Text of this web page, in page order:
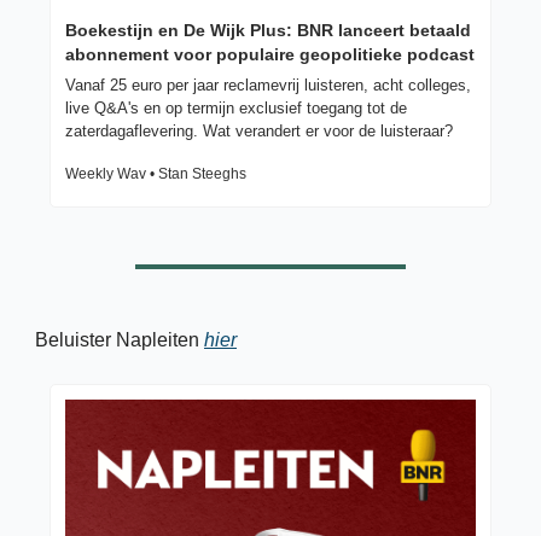
Boekestijn en De Wijk Plus: BNR lanceert betaald
abonnement voor populaire geopolitieke podcast
Vanaf 25 euro per jaar reclamevrij luisteren, acht colleges,
live Q&A's en op termijn exclusief toegang tot de
zaterdagaflevering. Wat verandert er voor de luisteraar?
Weekly Wav • Stan Steeghs
Beluister Napleiten hier